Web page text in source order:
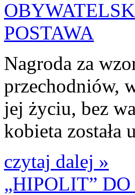
Nagroda za
przechodniów,
jej życiu, bez
kobieta została
czytaj dalej »
„HIPOLIT”